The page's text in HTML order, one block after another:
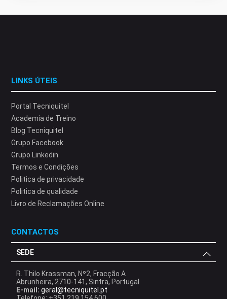
LINKS ÚTEIS
Portal Tecniquitel
Academia de Treino
Blog Tecniquitel
Grupo Facebook
Grupo Linkedin
Termos e Condições
Politica de privacidade
Politica de qualidade
Livro de Reclamações Online
CONTACTOS
SEDE
R. Thilo Krassman, Nº2, Fracção A
Abrunheira, 2710-141, Sintra, Portugal
E-mail: geral@tecniquitel.pt